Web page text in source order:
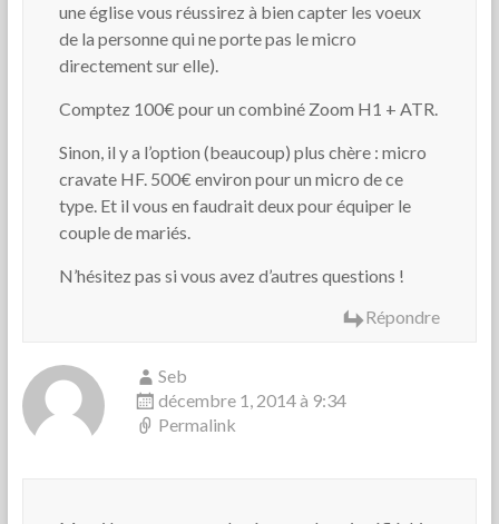
une église vous réussirez à bien capter les voeux
de la personne qui ne porte pas le micro
directement sur elle).
Comptez 100€ pour un combiné Zoom H1 + ATR.
Sinon, il y a l’option (beaucoup) plus chère : micro
cravate HF. 500€ environ pour un micro de ce
type. Et il vous en faudrait deux pour équiper le
couple de mariés.
N’hésitez pas si vous avez d’autres questions !
Répondre
Seb
décembre 1, 2014 à 9:34
Permalink